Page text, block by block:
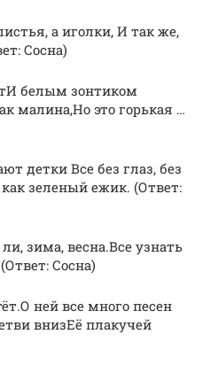
а иголки, И так же,
Сосна)
белым зонтиком
малина,Но это горькая …
детки Все без глаз, без
зеленый ежик. (Ответ:
зима, весна.Все узнать
Сосна)
ней все много песен
внизЕё плакучей